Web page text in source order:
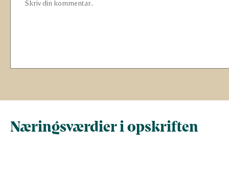
Næringsværdier i opskriften